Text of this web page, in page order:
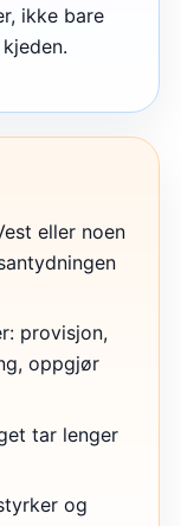
ikke bare
eller noen
provisjon,
oppgjør
tar lenger
og